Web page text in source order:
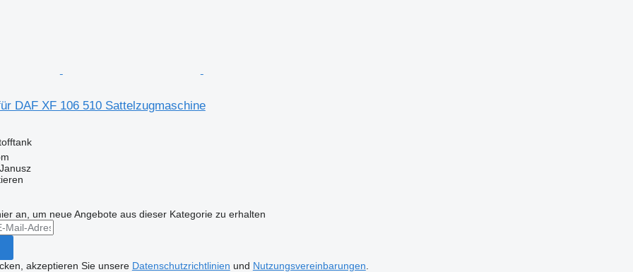
DAF XF 106 510 Sattelzugmaschine
an, um neue Angebote aus dieser Kategorie zu erhalten
akzeptieren Sie unsere Datenschutzrichtlinien und Nutzungsvereinbarungen